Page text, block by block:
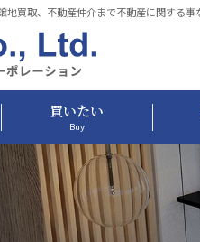
買取、不動産仲介まで不動産に関する
買いたい
Buy